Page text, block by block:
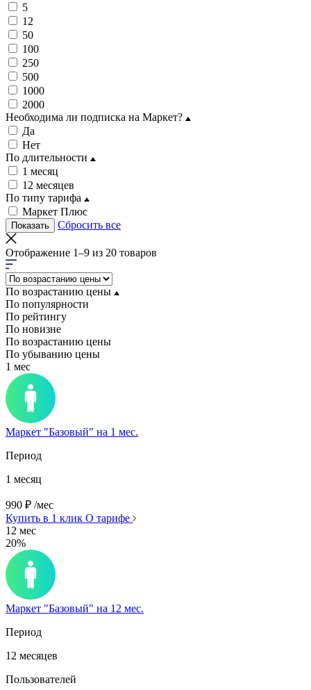
5
12
50
100
250
500
1000
2000
Необходима ли подписка на Маркет?
Да
Нет
По длительности
1 месяц
12 месяцев
По типу тарифа
Маркет Плюс
Показать Сбросить все
Отображение 1–9 из 20 товаров
По возрастанию цены
По популярности
По рейтингу
По новизне
По возрастанию цены
По убыванию цены
1 мес
Маркет "Базовый" на 1 мес.
Период
1 месяц
990 ₽ /мес
Купить в 1 клик О тарифе
12 мес
20%
Маркет "Базовый" на 12 мес.
Период
12 месяцев
Пользователей